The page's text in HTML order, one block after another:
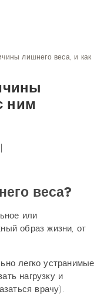
лишнего веса, и как
ним
веса?
или
образ жизни, от
легко устранимые
нагрузку и
врачу).